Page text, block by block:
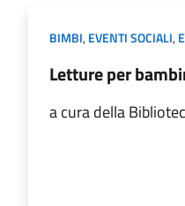
BIMBI,EVENTI SOCIALI,
Letture per
a cura della